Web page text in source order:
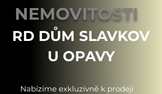
NEMOVITOSTI
RD DŮM SLAVKOV
U OPAVY
Nabízíme exkluzivně k prodeji